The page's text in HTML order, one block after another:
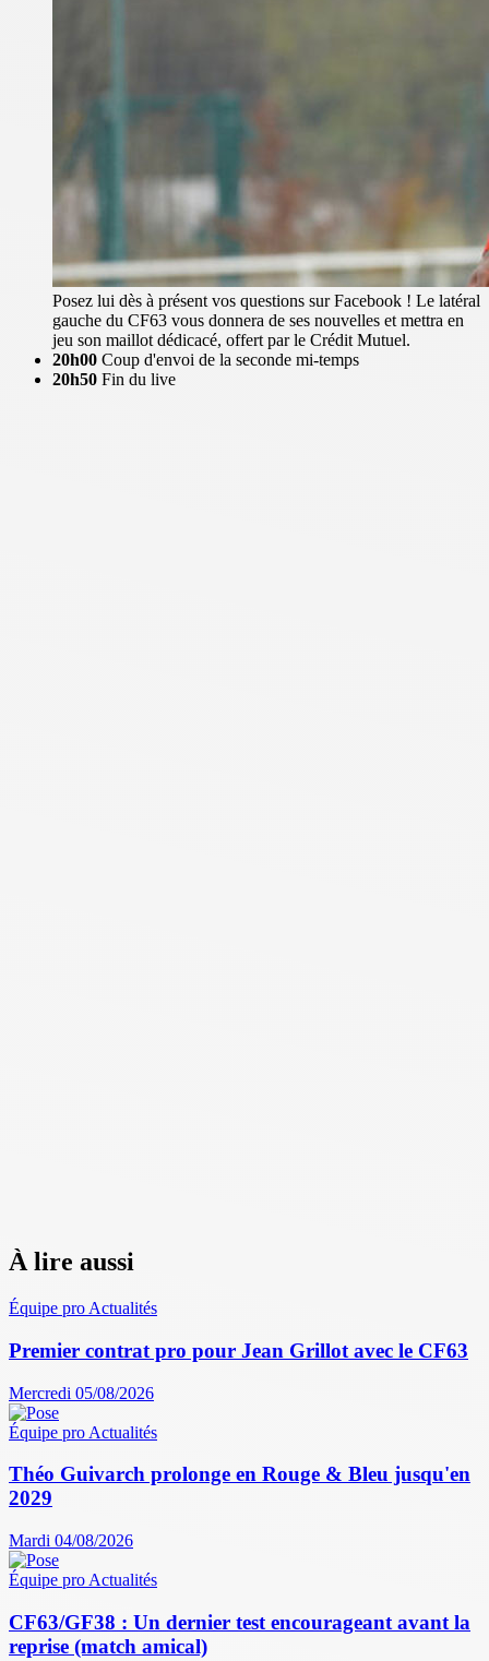
Posez lui dès à présent vos questions sur Facebook ! Le latéral
gauche du CF63 vous donnera de ses nouvelles et mettra en
jeu son maillot dédicacé, offert par le Crédit Mutuel.
20h00 Coup d'envoi de la seconde mi-temps
20h50 Fin du live
À lire aussi
Équipe pro Actualités
Premier contrat pro pour Jean Grillot avec le CF63
Mercredi 05/08/2026
Équipe pro Actualités
Théo Guivarch prolonge en Rouge & Bleu jusqu'en
2029
Mardi 04/08/2026
Équipe pro Actualités
CF63/GF38 : Un dernier test encourageant avant la
reprise (match amical)